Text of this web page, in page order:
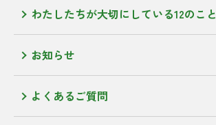
わたしたちが大切にしている12のこと
お知らせ
よくあるご質問